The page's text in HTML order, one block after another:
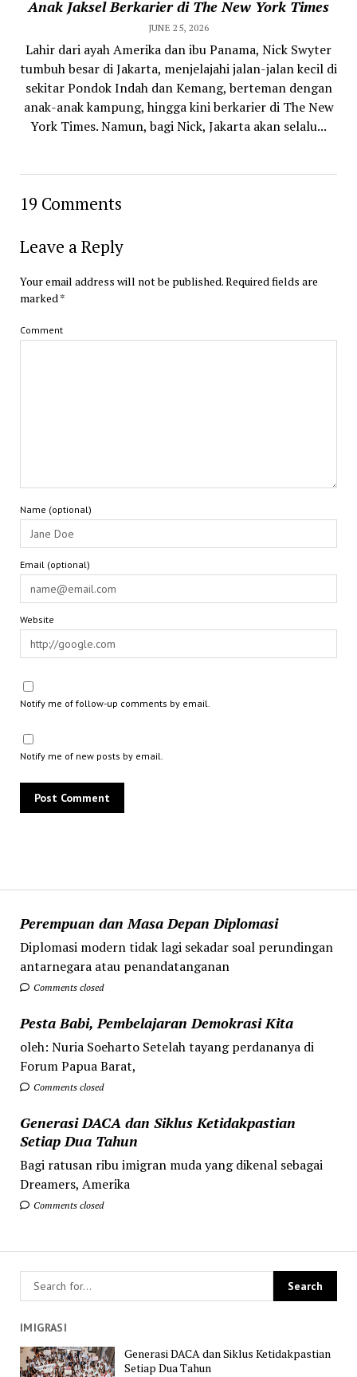
Perempuan dan Masa Depan Diplomasi
Diplomasi modern tidak lagi sekadar soal perundingan
antarnegara atau penandatanganan
Comments closed
Pesta Babi, Pembelajaran Demokrasi Kita
oleh: Nuria Soeharto Setelah tayang perdananya di
Forum Papua Barat,
Comments closed
Generasi DACA dan Siklus Ketidakpastian
Setiap Dua Tahun
Bagi ratusan ribu imigran muda yang dikenal sebagai
Dreamers, Amerika
Comments closed
Anak Jaksel Berkarier di The New York Times
JUNE 25, 2026
Lahir dari ayah Amerika dan ibu Panama, Nick Swyter
tumbuh besar di Jakarta, menjelajahi jalan-jalan kecil di
sekitar Pondok Indah dan Kemang, berteman dengan
anak-anak kampung, hingga kini berkarier di The New
York Times. Namun, bagi Nick, Jakarta akan selalu...
19 Comments
Leave a Reply
Your email address will not be published.Required fields are
marked *
Comment
Name (optional)
Email (optional)
Website
Notify me of follow-up comments by email.
Notify me of new posts by email.
IMIGRASI
Generasi DACA dan Siklus Ketidakpastian
Setiap Dua Tahun